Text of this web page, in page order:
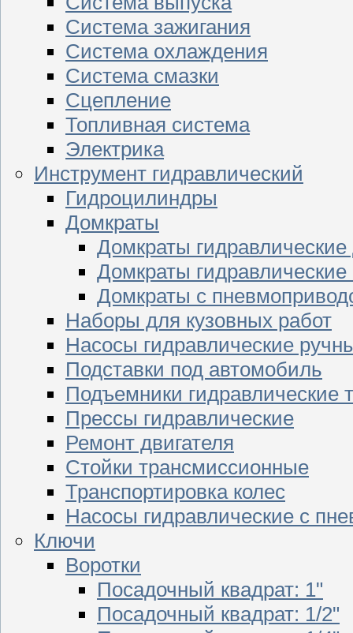
Система зажигания
Система охлаждения
Система смазки
Сцепление
Топливная система
Электрика
Инструмент гидравлический
Гидроцилиндры
Домкраты
Домкраты
Домкраты гидравлические
Домкраты с
Наборы для кузовных работ
Насосы гидравлические
Подставки под автомобиль
Подъемники гидравлические
Прессы гидравлические
Ремонт двигателя
Стойки трансмиссионные
Транспортировка колес
Насосы гидравлические с
Ключи
Воротки
Посадочный квадрат: 1"
Посадочный квадрат: 1/2"